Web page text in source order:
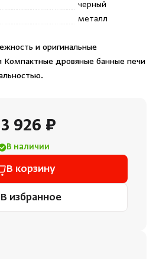
черный
металл
и оригинальные
Компактные дровяные банные печи
926 ₽
В наличии
В корзину
В избранное